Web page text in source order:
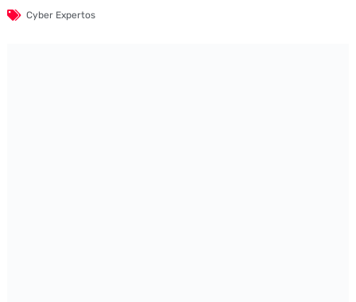
Cyber Expertos